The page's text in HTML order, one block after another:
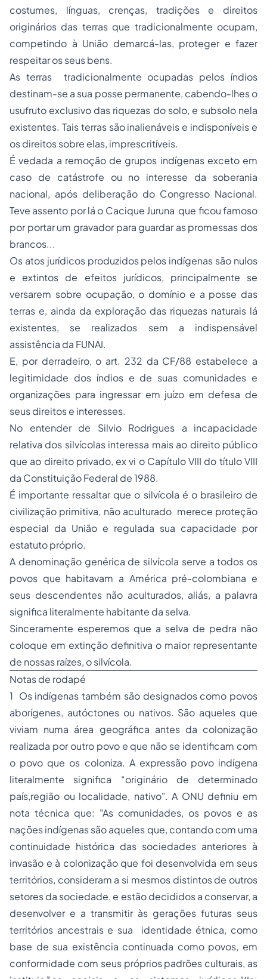
costumes, línguas, crenças, tradições e direitos
originários das terras que tradicionalmente ocupam,
competindo à União demarcá-las, proteger e fazer
respeitar os seus bens.
As terras tradicionalmente ocupadas pelos índios
destinam-se a sua posse permanente, cabendo-lhes o
usufruto exclusivo das riquezas do solo, e subsolo nela
existentes. Tais terras são inalienáveis e indisponíveis e
os direitos sobre elas, imprescritíveis.
É vedada a remoção de grupos indígenas exceto em
caso de catástrofe ou no interesse da soberania
nacional, após deliberação do Congresso Nacional.
Teve assento por lá o Cacique Juruna que ficou famoso
por portar um gravador para guardar as promessas dos
brancos...
Os atos jurídicos produzidos pelos indígenas são nulos
e extintos de efeitos jurídicos, principalmente se
versarem sobre ocupação, o domínio e a posse das
terras e, ainda da exploração das riquezas naturais lá
existentes, se realizados sem a indispensável
assistência da FUNAI.
E, por derradeiro, o art. 232 da CF/88 estabelece a
legitimidade dos índios e de suas comunidades e
organizações para ingressar em juízo em defesa de
seus direitos e interesses.
No entender de Silvio Rodrigues a incapacidade
relativa dos silvícolas interessa mais ao direito público
que ao direito privado, ex vi o Capítulo VIII do título VIII
da Constituição Federal de 1988.
É importante ressaltar que o silvícola é o brasileiro de
civilização primitiva, não aculturado merece proteção
especial da União e regulada sua capacidade por
estatuto próprio.
A denominação genérica de silvícola serve a todos os
povos que habitavam a América pré-colombiana e
seus descendentes não aculturados, aliás, a palavra
significa literalmente habitante da selva.
Sinceramente esperemos que a selva de pedra não
coloque em extinção definitiva o maior representante
de nossas raízes, o silvícola.
Notas de rodapé
1 Os indígenas também são designados como povos
aborígenes, autóctones ou nativos. São aqueles que
viviam numa área geográfica antes da colonização
realizada por outro povo e que não se identificam com
o povo que os coloniza. A expressão povo indígena
literalmente significa “originário de determinado
país,região ou localidade, nativo". A ONU definiu em
nota técnica que: "As comunidades, os povos e as
nações indígenas são aqueles que, contando com uma
continuidade histórica das sociedades anteriores à
invasão e à colonização que foi desenvolvida em seus
territórios, consideram a si mesmos distintos de outros
setores da sociedade, e estão decididos a conservar, a
desenvolver e a transmitir às gerações futuras seus
territórios ancestrais e sua identidade étnica, como
base de sua existência continuada como povos, em
conformidade com seus próprios padrões culturais, as